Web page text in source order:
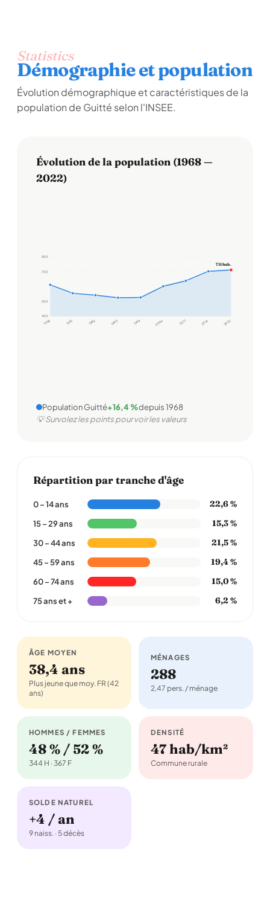
Statistics
Démographie et population
Évolution démographique et caractéristiques de la
population de Guitté selon l'INSEE.
Évolution de la population (1968 —
2022)
400
500
700
800
1968 1975 1982 1990 1999 2006 2011 2016 2022
711 hab.
Population Guitté+16,4 %depuis 1968
💡 Survolez les points pour voir les valeurs
Répartition par tranche d'âge
0 – 14 ans 22,6 %
15 – 29 ans 15,3 %
30 – 44 ans 21,5 %
45 – 59 ans 19,4 %
60 – 74 ans 15,0 %
75 ans et + 6,2 %
ÂGE MOYEN
38,4 ans
Plus jeune que moy. FR (42
ans)
MÉNAGES
288
2,47 pers. / ménage
HOMMES / FEMMES
48 % / 52 %
344 H · 367 F
DENSITÉ
47 hab/km²
Commune rurale
SOLDE NATUREL
+4 / an
9 naiss. · 5 décès